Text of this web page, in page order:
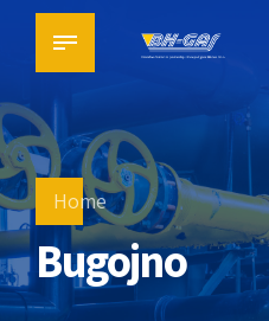
Home
Bugojno